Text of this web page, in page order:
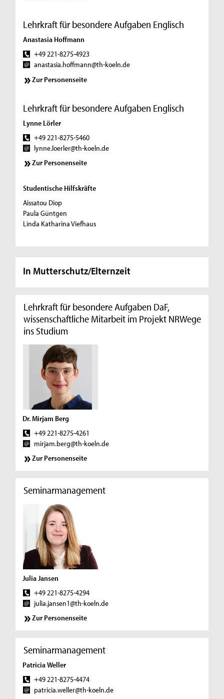
Lehrkraft für besondere Aufgaben Englisch
Anastasia Hoffmann
+49 221-8275-4923
anastasia.hoffmann@th-koeln.de
Zur Personenseite
Lehrkraft für besondere Aufgaben Englisch
Lynne Lörler
+49 221-8275-5460
lynne.loerler@th-koeln.de
Zur Personenseite
Studentische Hilfskräfte
Aissatou Diop
Paula Güntgen
Linda Katharina Viefhaus
In Mutterschutz/Elternzeit
Lehrkraft für besondere Aufgaben DaF,
wissenschaftliche Mitarbeit im Projekt NRWege
ins Studium
Dr. Mirjam Berg
+49 221-8275-4261
mirjam.berg@th-koeln.de
Zur Personenseite
Seminarmanagement
Julia Jansen
+49 221-8275-4294
julia.jansen1@th-koeln.de
Zur Personenseite
Seminarmanagement
Patricia Weller
+49 221-8275-4474
patricia.weller@th-koeln.de